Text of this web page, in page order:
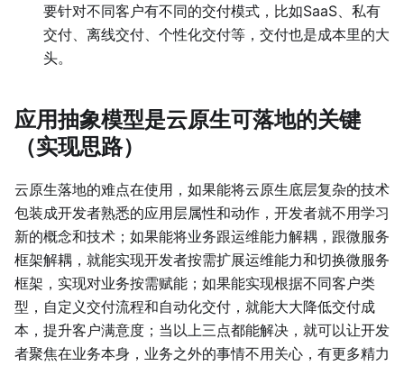
要针对不同客户有不同的交付模式，比如SaaS、私有
交付、离线交付、个性化交付等，交付也是成本里的大
头。
应用抽象模型是云原生可落地的关键
（实现思路）
云原生落地的难点在使用，如果能将云原生底层复杂的技术
包装成开发者熟悉的应用层属性和动作，开发者就不用学习
新的概念和技术；如果能将业务跟运维能力解耦，跟微服务
框架解耦，就能实现开发者按需扩展运维能力和切换微服务
框架，实现对业务按需赋能；如果能实现根据不同客户类
型，自定义交付流程和自动化交付，就能大大降低交付成
本，提升客户满意度；当以上三点都能解决，就可以让开发
者聚焦在业务本身，业务之外的事情不用关心，有更多精力